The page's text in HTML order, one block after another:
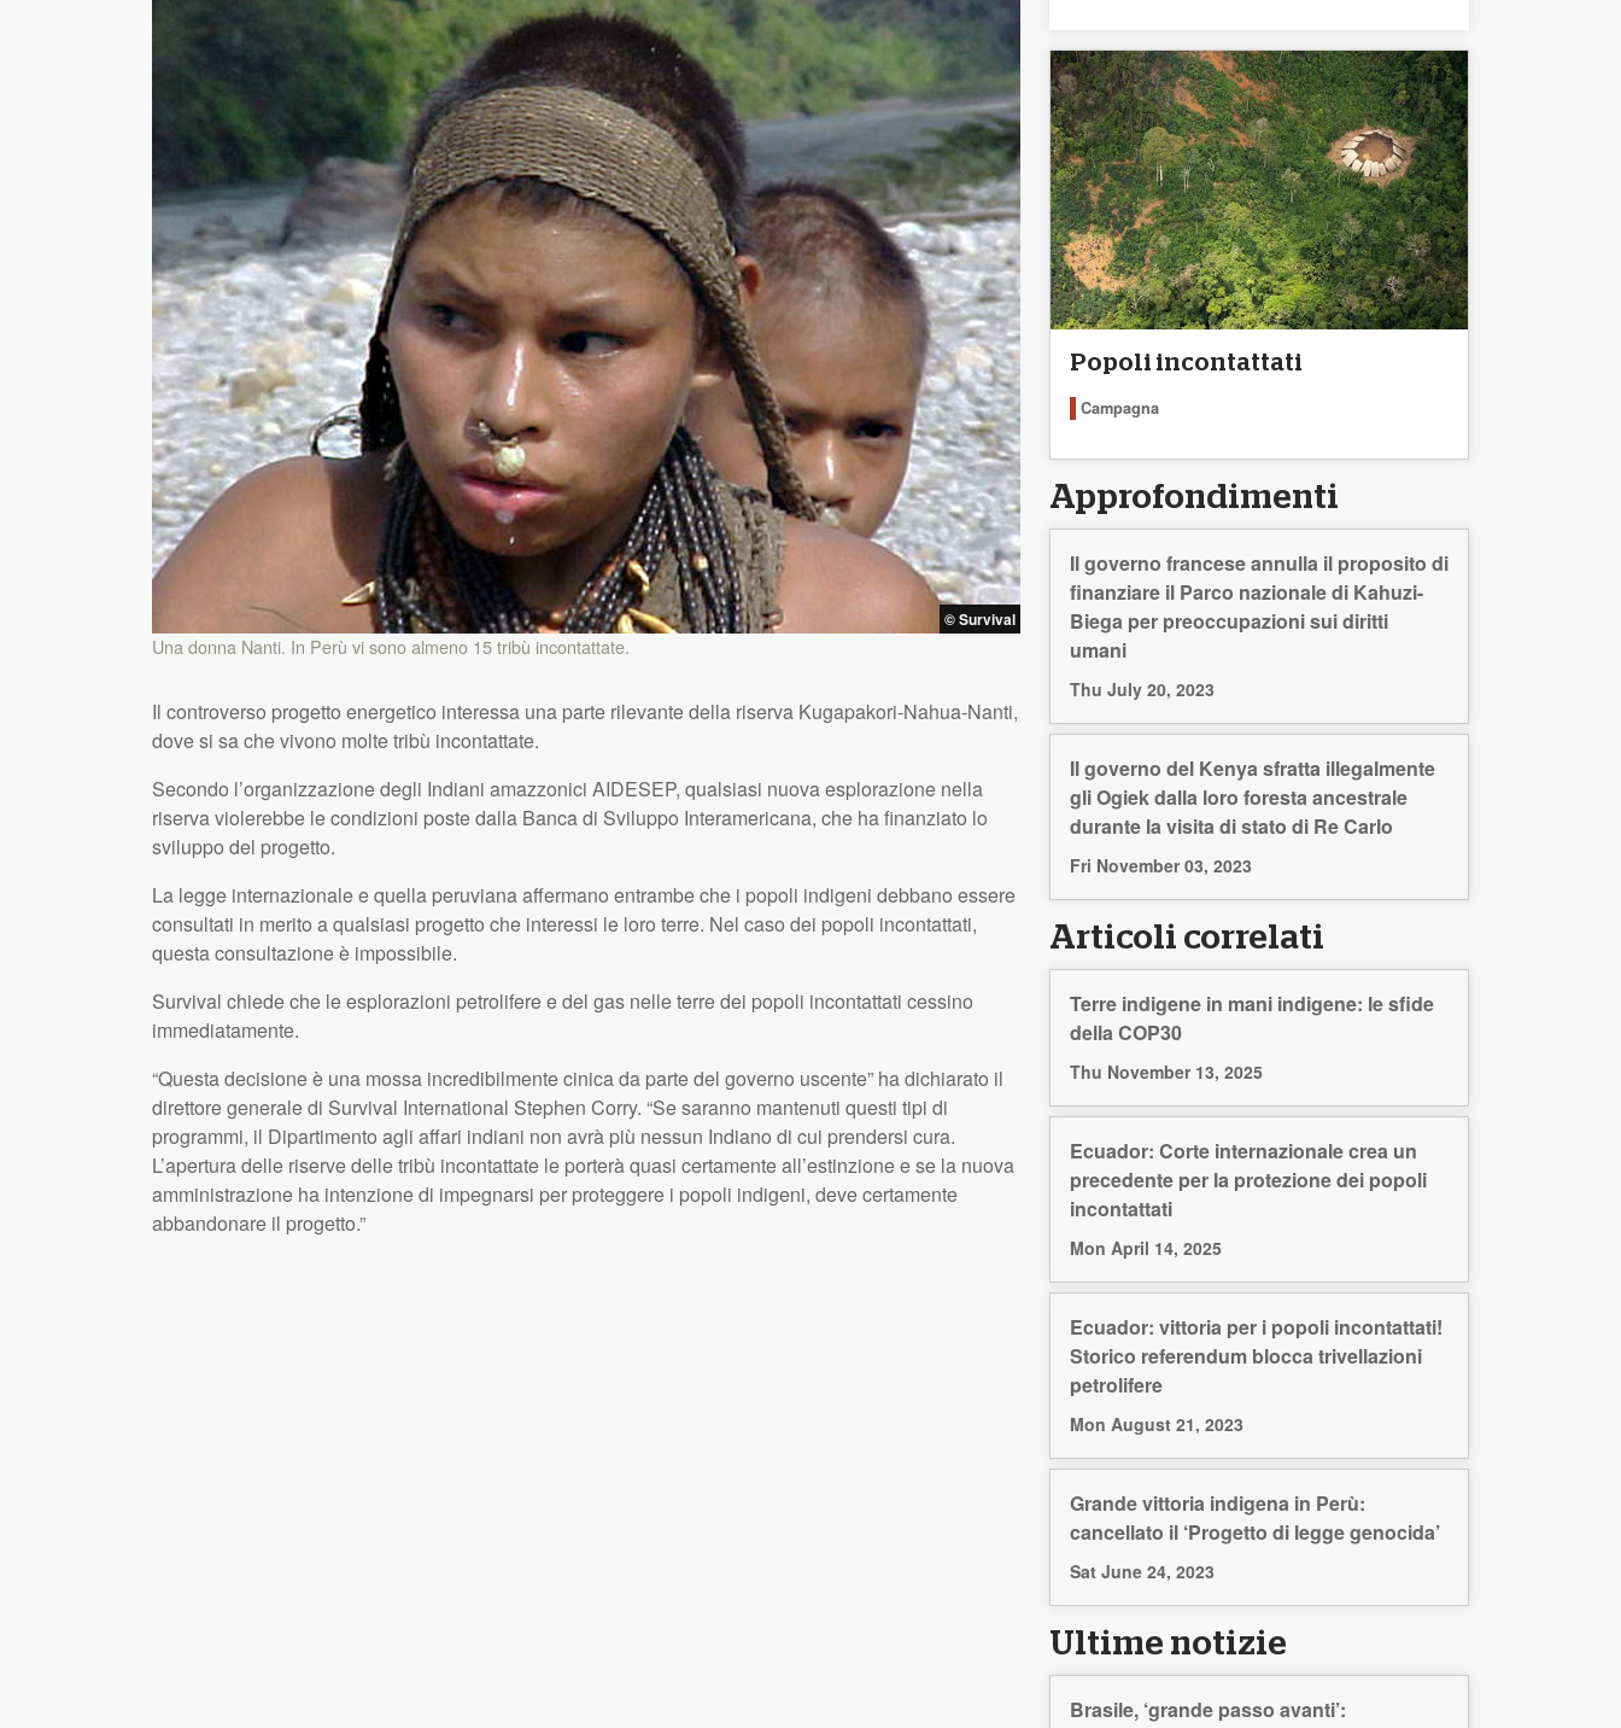
© Survival
Una donna Nanti. In Perù vi sono almeno 15 tribù incontattate.
Il controverso progetto energetico interessa una parte rilevante della riserva Kugapakori-Nahua-Nanti,
dove si sa che vivono molte tribù incontattate.
Secondo l’organizzazione degli Indiani amazzonici AIDESEP, qualsiasi nuova esplorazione nella
riserva violerebbe le condizioni poste dalla Banca di Sviluppo Interamericana, che ha finanziato lo
sviluppo del progetto.
La legge internazionale e quella peruviana affermano entrambe che i popoli indigeni debbano essere
consultati in merito a qualsiasi progetto che interessi le loro terre. Nel caso dei popoli incontattati,
questa consultazione è impossibile.
Survival chiede che le esplorazioni petrolifere e del gas nelle terre dei popoli incontattati cessino
immediatamente.
“Questa decisione è una mossa incredibilmente cinica da parte del governo uscente” ha dichiarato il
direttore generale di Survival International Stephen Corry. “Se saranno mantenuti questi tipi di
programmi, il Dipartimento agli affari indiani non avrà più nessun Indiano di cui prendersi cura.
L’apertura delle riserve delle tribù incontattate le porterà quasi certamente all’estinzione e se la nuova
amministrazione ha intenzione di impegnarsi per proteggere i popoli indigeni, deve certamente
abbandonare il progetto.”
Popoli incontattati
Campagna
Approfondimenti
Il governo francese annulla il proposito di
finanziare il Parco nazionale di Kahuzi-
Biega per preoccupazioni sui diritti
umani
Thu July 20, 2023
Il governo del Kenya sfratta illegalmente
gli Ogiek dalla loro foresta ancestrale
durante la visita di stato di Re Carlo
Fri November 03, 2023
Articoli correlati
Terre indigene in mani indigene: le sfide
della COP30
Thu November 13, 2025
Ecuador: Corte internazionale crea un
precedente per la protezione dei popoli
incontattati
Mon April 14, 2025
Ecuador: vittoria per i popoli incontattati!
Storico referendum blocca trivellazioni
petrolifere
Mon August 21, 2023
Grande vittoria indigena in Perù:
cancellato il ‘Progetto di legge genocida’
Sat June 24, 2023
Ultime notizie
Brasile, ‘grande passo avanti’: